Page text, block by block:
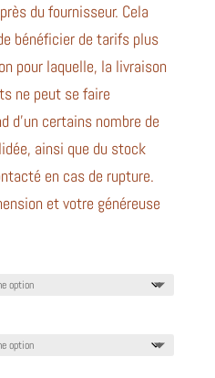
du fournisseur. Cela
bénéficier de tarifs plus
pour laquelle, la livraison
ne peut se faire
d’un certains nombre de
ainsi que du stock
en cas de rupture.
et votre généreuse